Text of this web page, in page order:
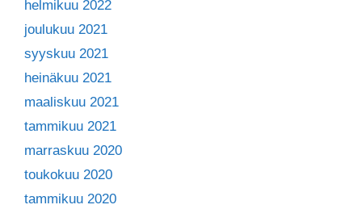
helmikuu 2022
joulukuu 2021
syyskuu 2021
heinäkuu 2021
maaliskuu 2021
tammikuu 2021
marraskuu 2020
toukokuu 2020
tammikuu 2020